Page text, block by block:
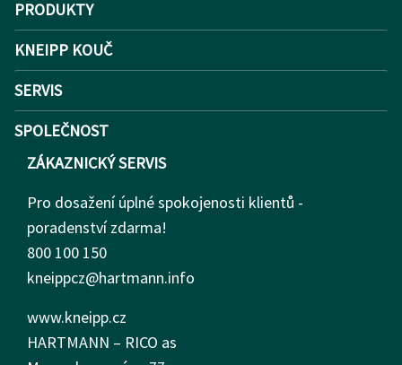
PRODUKTY
KNEIPP KOUČ
SERVIS
SPOLEČNOST
ZÁKAZNICKÝ SERVIS
Pro dosažení úplné spokojenosti klientů -
poradenství zdarma!
800 100 150
kneippcz@hartmann.info
www.kneipp.cz
HARTMANN – RICO as